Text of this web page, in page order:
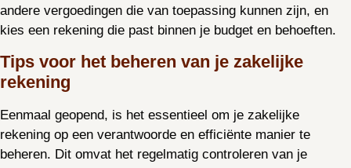
andere vergoedingen die van toepassing kunnen zijn, en
kies een rekening die past binnen je budget en behoeften.
Tips voor het beheren van je zakelijke
rekening
Eenmaal geopend, is het essentieel om je zakelijke
rekening op een verantwoorde en efficiënte manier te
beheren. Dit omvat het regelmatig controleren van je